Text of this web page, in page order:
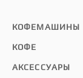
КОФЕМАШИНЫ
КОФЕ
АКСЕССУАРЫ